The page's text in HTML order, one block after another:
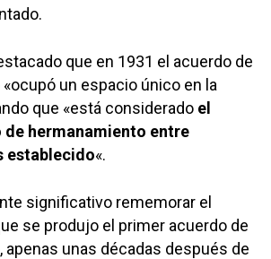
que en 1931 el acuerdo de
un espacio único en la
que «está considerado el
hermanamiento entre
establecido«.
significativo rememorar el
se produjo el primer acuerdo de
apenas unas décadas después de